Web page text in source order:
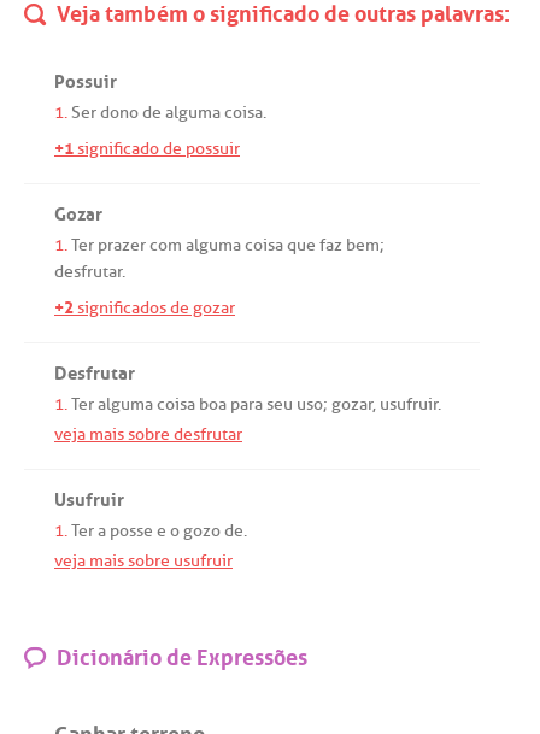
Veja também o significado de outras palavras:
Possuir
1.Serdonode algumacoisa.
+1significado de possuir
Gozar
1.Ter prazercom algumacoisaque faz bem;
desfrutar.
+2significados de gozar
Desfrutar
1.Teralgumacoisa boa paraseu uso; gozar, usufruir.
veja mais sobre desfrutar
Usufruir
1.Tera posse e o gozode.
veja mais sobre usufruir
Dicionário de Expressões